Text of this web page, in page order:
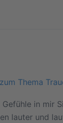
Thema
in mir
lauter und